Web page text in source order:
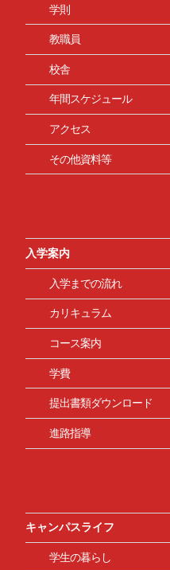
学則
教職員
校舎
年間スケジュール
アクセス
その他資料等
入学案内
入学までの流れ
カリキュラム
コース案内
学費
提出書類ダウンロード
進路指導
キャンパスライフ
学生の暮らし